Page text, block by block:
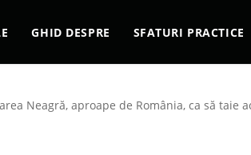
GHID DESPRE SFATURI PRACTICE
Neagră, aproape de România, ca să taie